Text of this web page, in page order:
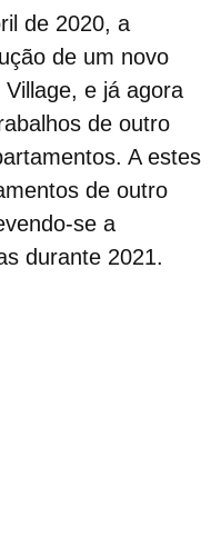
de 2020, a
de um novo
e já agora
de outro
A estes
de outro
se a
durante 2021.